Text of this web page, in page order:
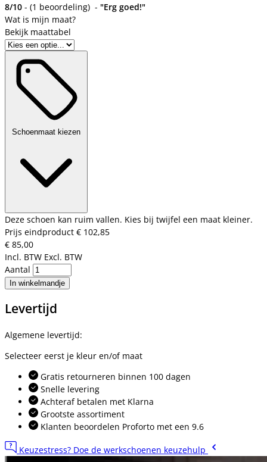
8/10 - (1 beoordeling) - "Erg goed!"
Bekijk maattabel
Schoenmaat kiezen
Deze schoen kan ruim vallen. Kies bij twijfel een maat kleiner.
Prijs eindproduct € 102,85
€ 85,00
Incl. BTW Excl. BTW
Aantal
In winkelmandje
Levertijd
Algemene levertijd:
Selecteer eerst je kleur en/of maat
Gratis retourneren binnen 100 dagen
Snelle levering
Achteraf betalen met Klarna
Grootste assortiment
Klanten beoordelen Proforto met een 9.6
Keuzestress? Doe de werkschoenen keuzehulp